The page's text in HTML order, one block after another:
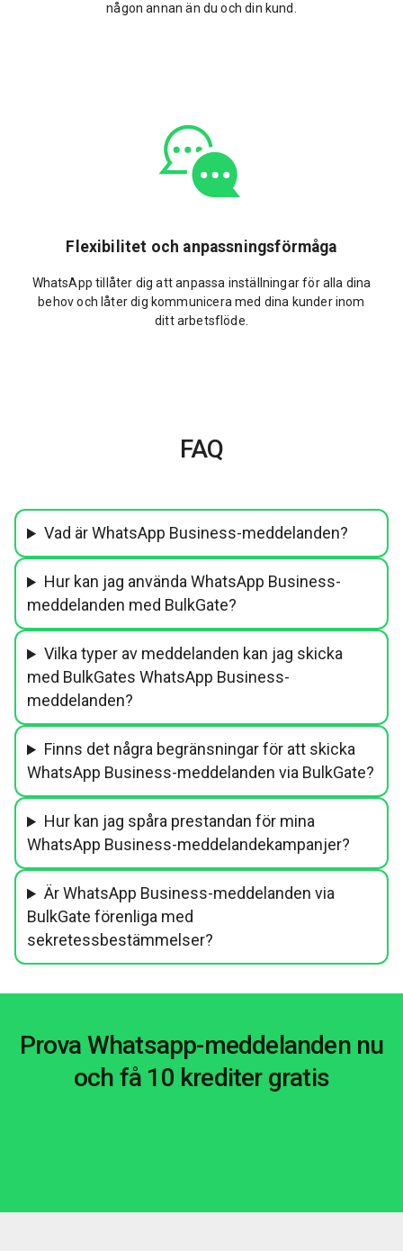
någon annan än du och din kund.
Flexibilitet och anpassningsförmåga
WhatsApp tillåter dig att anpassa inställningar för alla dina
behov och låter dig kommunicera med dina kunder inom
ditt arbetsflöde.
FAQ
Vad är WhatsApp Business-meddelanden?
Hur kan jag använda WhatsApp Business-
meddelanden med BulkGate?
Vilka typer av meddelanden kan jag skicka
med BulkGates WhatsApp Business-
meddelanden?
Finns det några begränsningar för att skicka
WhatsApp Business-meddelanden via BulkGate?
Hur kan jag spåra prestandan för mina
WhatsApp Business-meddelandekampanjer?
Är WhatsApp Business-meddelanden via
BulkGate förenliga med
sekretessbestämmelser?
Prova Whatsapp-meddelanden nu
och få 10 krediter gratis